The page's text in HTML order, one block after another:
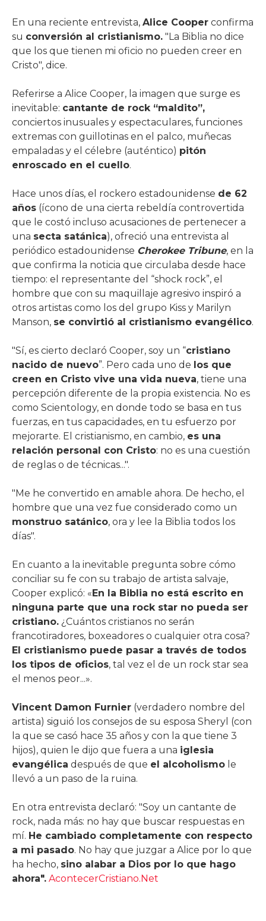
En una reciente entrevista, Alice Cooper confirma
su conversión al cristianismo. "La Biblia no dice
que los que tienen mi oficio no pueden creer en
Cristo", dice.
Referirse a Alice Cooper, la imagen que surge es
inevitable: cantante de rock “maldito”,
conciertos inusuales y espectaculares, funciones
extremas con guillotinas en el palco, muñecas
empaladas y el célebre (auténtico) pitón
enroscado en el cuello.
Hace unos días, el rockero estadounidense de 62
años (ícono de una cierta rebeldía controvertida
que le costó incluso acusaciones de pertenecer a
una secta satánica), ofreció una entrevista al
periódico estadounidense Cherokee Tribune, en la
que confirma la noticia que circulaba desde hace
tiempo: el representante del “shock rock”, el
hombre que con su maquillaje agresivo inspiró a
otros artistas como los del grupo Kiss y Marilyn
Manson, se convirtió al cristianismo evangélico.
"Sí, es cierto declaró Cooper, soy un “cristiano
nacido de nuevo”. Pero cada uno de los que
creen en Cristo vive una vida nueva, tiene una
percepción diferente de la propia existencia. No es
como Scientology, en donde todo se basa en tus
fuerzas, en tus capacidades, en tu esfuerzo por
mejorarte. El cristianismo, en cambio, es una
relación personal con Cristo: no es una cuestión
de reglas o de técnicas...".
"Me he convertido en amable ahora. De hecho, el
hombre que una vez fue considerado como un
monstruo satánico, ora y lee la Biblia todos los
días".
En cuanto a la inevitable pregunta sobre cómo
conciliar su fe con su trabajo de artista salvaje,
Cooper explicó: «En la Biblia no está escrito en
ninguna parte que una rock star no pueda ser
cristiano. ¿Cuántos cristianos no serán
francotiradores, boxeadores o cualquier otra cosa?
El cristianismo puede pasar a través de todos
los tipos de oficios, tal vez el de un rock star sea
el menos peor...».
Vincent Damon Furnier (verdadero nombre del
artista) siguió los consejos de su esposa Sheryl (con
la que se casó hace 35 años y con la que tiene 3
hijos), quien le dijo que fuera a una iglesia
evangélica después de que el alcoholismo le
llevó a un paso de la ruina.
En otra entrevista declaró: "Soy un cantante de
rock, nada más: no hay que buscar respuestas en
mí. He cambiado completamente con respecto
a mi pasado. No hay que juzgar a Alice por lo que
ha hecho, sino alabar a Dios por lo que hago
ahora". AcontecerCristiano.Net